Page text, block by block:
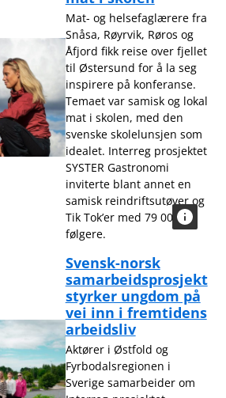
Mat- og helsefaglærere fra
Snåsa, Røyrvik, Røros og
Åfjord fikk reise over fjellet
til Østersund for å la seg
inspirere på konferanse.
Temaet var samisk og lokal
mat i skolen, med den
svenske skolelunsjen som
idealet. Interreg prosjektet
SYSTER Gastronomi
inviterte blant annet en
samisk reindriftsutøver og
Tik Tok’er med 79 000
følgere.
Svensk-norsk
samarbeidsprosjekt
styrker ungdom på
vei inn i fremtidens
arbeidsliv
Aktører i Østfold og
Fyrbodalsregionen i
Sverige samarbeider om